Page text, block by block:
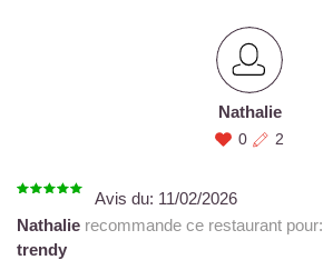
Nathalie
0 2
Avis du: 11/02/2026
Nathalie recommande ce restaurant pour:
trendy